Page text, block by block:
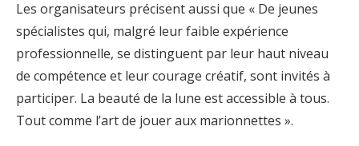
Les organisateurs précisent aussi que « De jeunes
spécialistes qui, malgré leur faible expérience
professionnelle, se distinguent par leur haut niveau
de compétence et leur courage créatif, sont invités à
participer. La beauté de la lune est accessible à tous.
Tout comme l’art de jouer aux marionnettes ».